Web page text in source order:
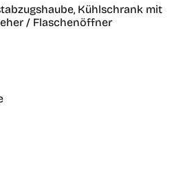
Kühlschrank mit
/ Flaschenöffner